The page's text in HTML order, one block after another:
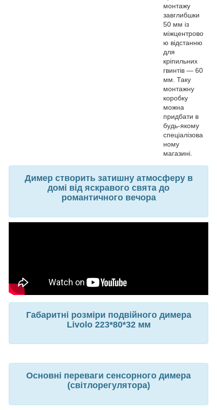
монтажу
завглибшки
50 мм із
міжцентрово
ю відстанню
для
кріпильних
гвинтів — 60
мм. Таку
монтажну
коробку
можна
придбати в
будь-якому
спеціалізова
ному
магазині.
Димер створить затишну атмосферу в
домі від яскравого свята до
романтичного вечора
Габаритні розміри подвійного димера
Livolo 223*80*32 мм
Основні переваги сенсорного димера
(світлорегулятора)